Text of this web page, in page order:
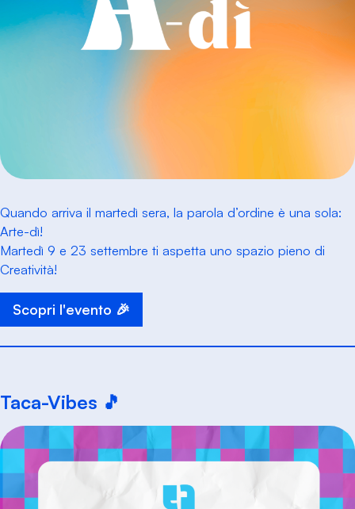
Quando arriva il martedì sera, la parola d’ordine è una sola:
Arte-dì!
Martedì 9 e 23 settembre ti aspetta uno spazio pieno di
Creatività!
Scopri l'evento 🎉
Taca-Vibes 🎵